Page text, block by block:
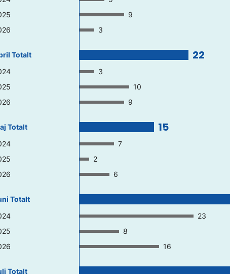
Totalt
Totalt
Totalt
Totalt
9
3
22
3
10
9
15
7
2
6
23
8
16